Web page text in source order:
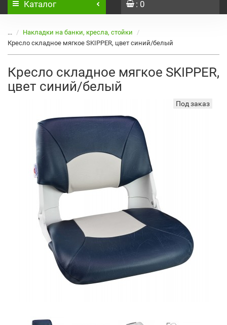
Каталог : 0
...
Накладки на банки, кресла, стойки
Кресло складное мягкое SKIPPER, цвет синий/белый
Кресло складное мягкое SKIPPER,
цвет синий/белый
Под заказ